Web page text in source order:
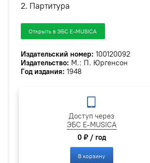
2. Партитура
Открыть в ЭБС E-MUSICA
Издательский номер: 100120092
Издательство: М.: П. Юргенсон
Год издания: 1948
Доступ через
ЭБС E-MUSICA
0 ₽ / год
В корзину